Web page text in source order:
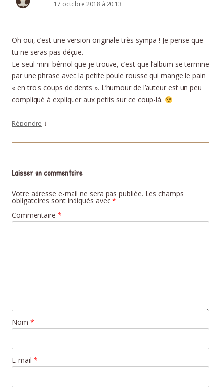
17 octobre 2018 à 20:13
Oh oui, c’est une version originale très sympa ! Je pense que
tu ne seras pas déçue.
Le seul mini-bémol que je trouve, c’est que l’album se termine
par une phrase avec la petite poule rousse qui mange le pain
« en trois coups de dents ». L’humour de l’auteur est un peu
compliqué à expliquer aux petits sur ce coup-là.
Répondre ↓
Laisser un commentaire
Votre adresse e-mail ne sera pas publiée. Les champs
obligatoires sont indiqués avec *
Commentaire *
Nom *
E-mail *